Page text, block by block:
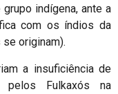
indígena, ante a
com os índios da
originam).
a insuficiência de
Fulkaxós na